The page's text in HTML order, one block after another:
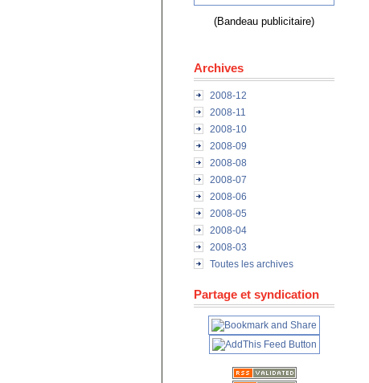
(Bandeau publicitaire)
Archives
2008-12
2008-11
2008-10
2008-09
2008-08
2008-07
2008-06
2008-05
2008-04
2008-03
Toutes les archives
Partage et syndication